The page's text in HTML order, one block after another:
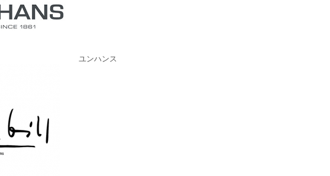
ユンハンス